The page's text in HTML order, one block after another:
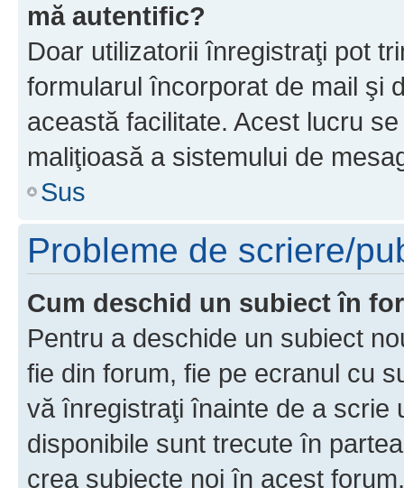
mă autentific?
Doar utilizatorii înregistraţi pot
formularul încorporat de mail şi
această facilitate. Acest lucru
maliţioasă a sistemului de
Sus
Probleme de scriere/
Cum deschid un subiect în
Pentru a deschide un subiect
fie din forum, fie pe ecranul cu
vă înregistraţi înainte de a scrie
disponibile sunt trecute în
crea subiecte noi în acest